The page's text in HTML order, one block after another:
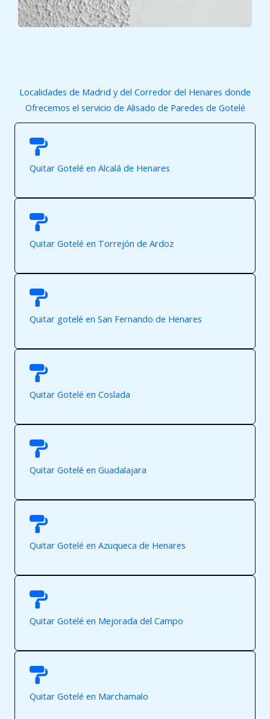
Localidades de Madrid y del Corredor del Henares donde
Ofrecemos el servicio de Alisado de Paredes de Gotelé
Quitar Gotelé en Alcalá de Henares
Quitar Gotelé en Torrejón de Ardoz
Quitar gotelé en San Fernando de Henares
Quitar Gotelé en Coslada
Quitar Gotelé en Guadalajara
Quitar Gotelé en Azuqueca de Henares
Quitar Gotelé en Mejorada del Campo
Quitar Gotelé en Marchamalo